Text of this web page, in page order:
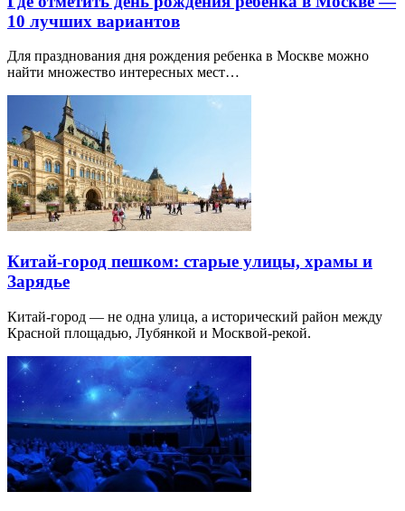
10 лучших вариантов
Для празднования дня рождения ребенка в Москве можно
найти множество интересных мест…
Китай-город пешком: старые улицы, храмы и
Зарядье
Китай-город — не одна улица, а исторический район между
Красной площадью, Лубянкой и Москвой-рекой.